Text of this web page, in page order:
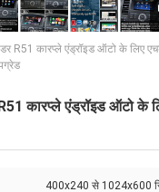
R51 कारप्ले एंड्रॉइड ऑटो के लिए
कारप्ले एंड्रॉइड ऑटो के
400x240 से 1024x600